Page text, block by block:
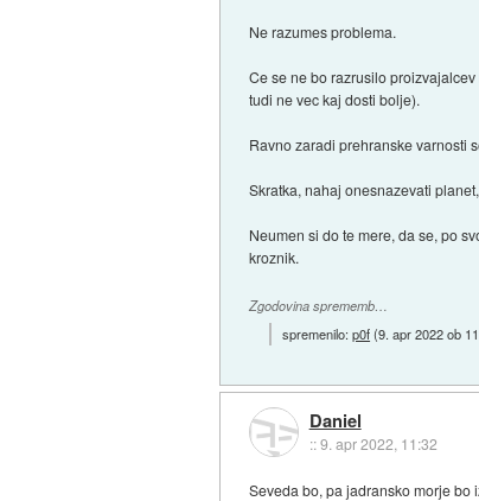
Ne razumes problema.
Ce se ne bo razrusilo
tudi ne vec kaj dosti bolje).
Ravno zaradi prehranske varnosti
Skratka, nahaj onesnazevati
Neumen si do te mere, da se, po
kroznik.
Zgodovina sprememb…
spremenilo:p0f(9. apr 2022 ob
Daniel
::9. apr 2022, 11:32
Seveda bo, pa jadransko morje bo